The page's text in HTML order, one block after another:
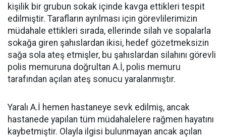
kişilik bir grubun sokak içinde kavga ettikleri tespit
edilmiştir. Tarafların ayrılması için görevlilerimizin
müdahale ettikleri sırada, ellerinde silah ve sopalarla
sokağa giren şahıslardan ikisi, hedef gözetmeksizin
sağa sola ateş etmişler, bu şahıslardan silahını görevli
polis memuruna doğrultan A.İ, polis memuru
tarafından açılan ateş sonucu yaralanmıştır.
Yaralı A.İ hemen hastaneye sevk edilmiş, ancak
hastanede yapılan tüm müdahalelere rağmen hayatını
kaybetmiştir. Olayla ilgisi bulunmayan ancak açılan